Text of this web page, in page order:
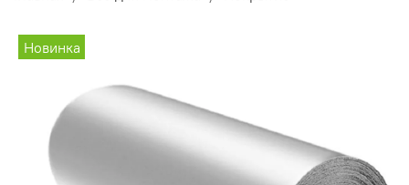
Новинка